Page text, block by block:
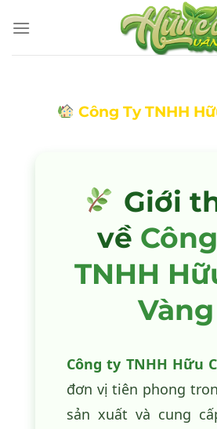
qua
Công Ty TNHH
Giới
về
TNHH
Vàng
Công ty TNHH Hữu
đơn vị tiên phong
sản xuất và cung